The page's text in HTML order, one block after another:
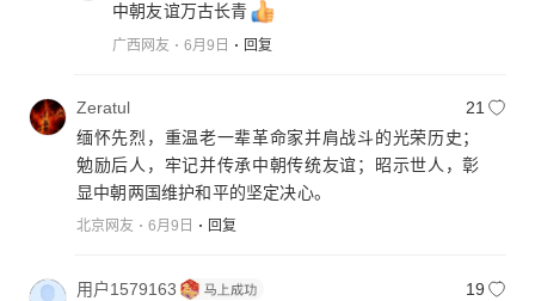
中朝友谊万古长青
广西网友 6月9日 回复
Zeratul
21
缅怀先烈，重温老一辈革命家并肩战斗的光荣历史；
勉励后人，牢记并传承中朝传统友谊；昭示世人，彰
显中朝两国维护和平的坚定决心。
北京网友 6月9日 回复
用户1579163
19